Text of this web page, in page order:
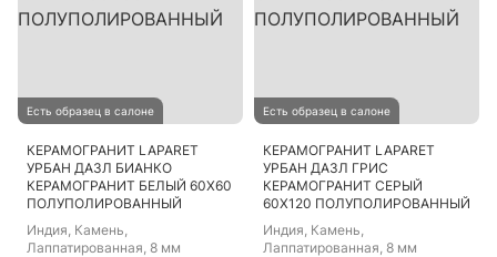
Есть образец в салоне
КЕРАМОГРАНИТ LAPARET
УРБАН ДАЗЛ БИАНКО
КЕРАМОГРАНИТ БЕЛЫЙ 60Х60
ПОЛУПОЛИРОВАННЫЙ
Индия, Камень,
Лаппатированная, 8 мм
Есть образец в салоне
КЕРАМОГРАНИТ LAPARET
УРБАН ДАЗЛ ГРИС
КЕРАМОГРАНИТ СЕРЫЙ
60Х120 ПОЛУПОЛИРОВАННЫЙ
Индия, Камень,
Лаппатированная, 8 мм